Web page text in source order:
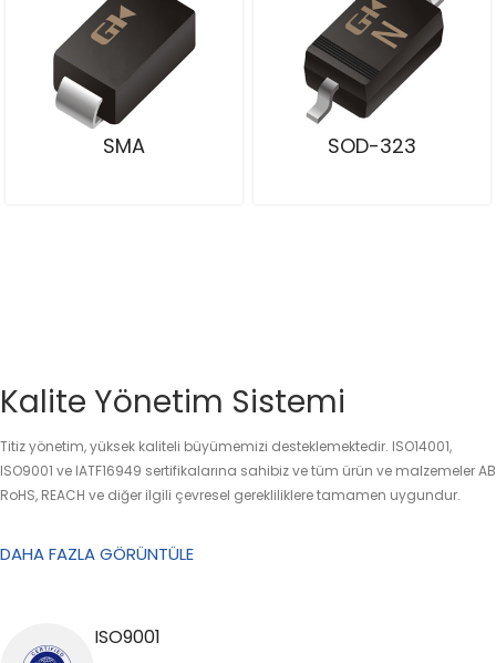
SMA SOD-323
Kalite Yönetim Sistemi
Titiz yönetim, yüksek kaliteli büyümemizi desteklemektedir. ISO14001,
ISO9001 ve IATF16949 sertifikalarına sahibiz ve tüm ürün ve malzemeler AB
RoHS, REACH ve diğer ilgili çevresel gerekliliklere tamamen uygundur.
DAHA FAZLA GÖRÜNTÜLE
ISO9001